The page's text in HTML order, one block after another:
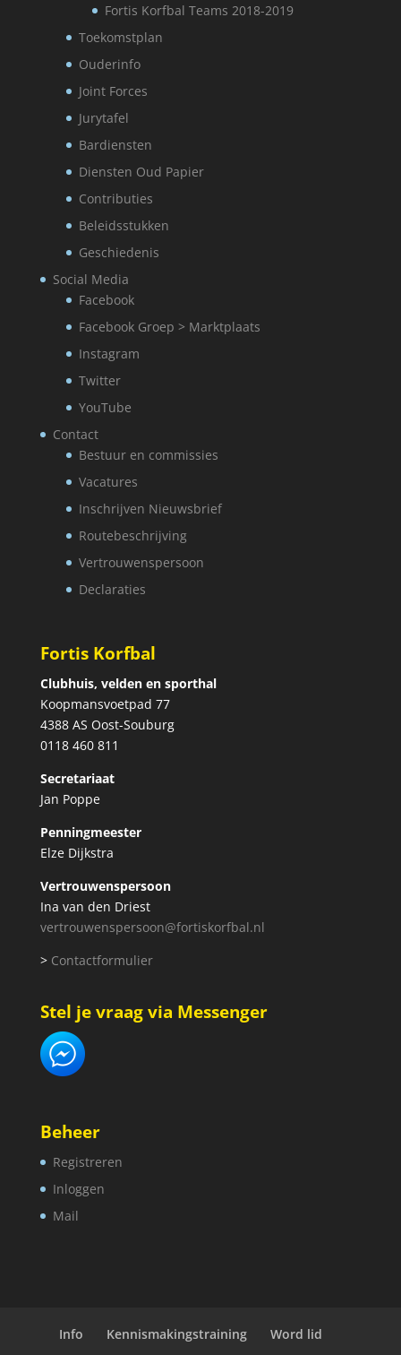
Fortis Korfbal Teams 2018-2019
Toekomstplan
Ouderinfo
Joint Forces
Jurytafel
Bardiensten
Diensten Oud Papier
Contributies
Beleidsstukken
Geschiedenis
Social Media
Facebook
Facebook Groep > Marktplaats
Instagram
Twitter
YouTube
Contact
Bestuur en commissies
Vacatures
Inschrijven Nieuwsbrief
Routebeschrijving
Vertrouwenspersoon
Declaraties
Fortis Korfbal
Clubhuis, velden en sporthal
Koopmansvoetpad 77
4388 AS Oost-Souburg
0118 460 811
Secretariaat
Jan Poppe
Penningmeester
Elze Dijkstra
Vertrouwenspersoon
Ina van den Driest
vertrouwenspersoon@fortiskorfbal.nl
> Contactformulier
Stel je vraag via Messenger
Beheer
Registreren
Inloggen
Mail
Info Kennismakingstraining
Word lid